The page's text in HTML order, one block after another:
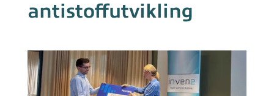
antistoffutvikling